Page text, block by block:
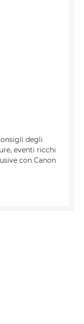
degli
eventi ricchi
con Canon